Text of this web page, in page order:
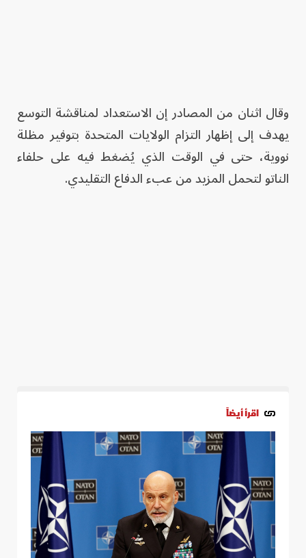
وقال اثنان من المصادر إن الاستعداد لمناقشة التوسع
يهدف إلى إظهار التزام الولايات المتحدة بتوفير مظلة
نووية، حتى في الوقت الذي يُضغط فيه على حلفاء
الناتو لتحمل المزيد من عبء الدفاع التقليدي.
اقرأ أيضاً